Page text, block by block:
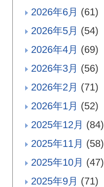
2026年6月 (61)
2026年5月 (54)
2026年4月 (69)
2026年3月 (56)
2026年2月 (71)
2026年1月 (52)
2025年12月 (84)
2025年11月 (58)
2025年10月 (47)
2025年9月 (71)